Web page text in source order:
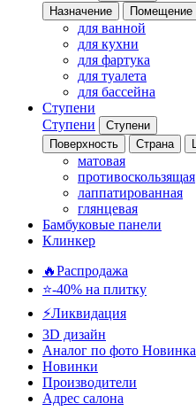
Назначение
Помещение
для ванной
для кухни
для фартука
для туалета
для бассейна
Ступени
Ступени
Ступени
Поверхность
Страна
матовая
противоскользящая
лаппатированная
глянцевая
Бамбуковые панели
Клинкер
🔥Распродажа
⭐-40% на плитку
⚡️Ликвидация
3D дизайн
Аналог по фото Новинка
Новинки
Производители
Адрес салона